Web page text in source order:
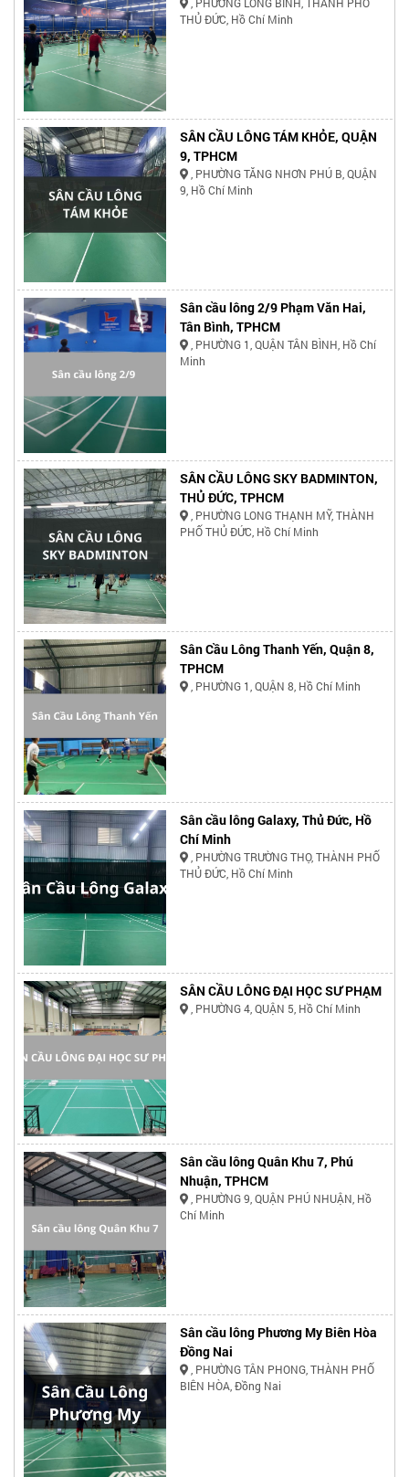
THỦ ĐỨC, Hồ Chí Minh
SÂN CẦU LÔNG TÁM KHỎE, QUẬN
9, TPHCM
, PHƯỜNG TĂNG NHƠN PHÚ B, QUẬN
9, Hồ Chí Minh
Sân cầu lông 2/9 Phạm Văn Hai,
Tân Bình, TPHCM
, PHƯỜNG 1, QUẬN TÂN BÌNH, Hồ Chí
Minh
SÂN CẦU LÔNG SKY BADMINTON,
THỦ ĐỨC, TPHCM
, PHƯỜNG LONG THẠNH MỸ, THÀNH
PHỐ THỦ ĐỨC, Hồ Chí Minh
Sân Cầu Lông Thanh Yến, Quận 8,
TPHCM
, PHƯỜNG 1, QUẬN 8, Hồ Chí Minh
Sân cầu lông Galaxy, Thủ Đức, Hồ
Chí Minh
, PHƯỜNG TRƯỜNG THỌ, THÀNH PHỐ
THỦ ĐỨC, Hồ Chí Minh
SÂN CẦU LÔNG ĐẠI HỌC SƯ PHẠM
, PHƯỜNG 4, QUẬN 5, Hồ Chí Minh
Sân cầu lông Quân Khu 7, Phú
Nhuận, TPHCM
, PHƯỜNG 9, QUẬN PHÚ NHUẬN, Hồ
Chí Minh
Sân cầu lông Phương My Biên Hòa
Đồng Nai
, PHƯỜNG TÂN PHONG, THÀNH PHỐ
BIÊN HÒA, Đồng Nai